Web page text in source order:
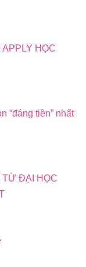
HỌC
“đáng tiền” nhất
TỪ ĐẠI HỌC